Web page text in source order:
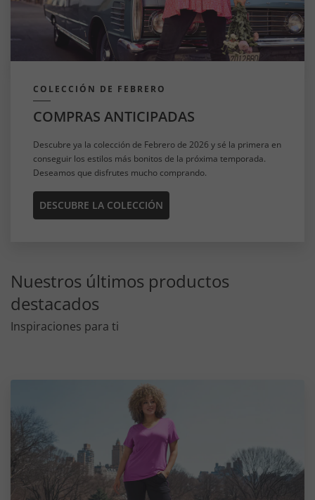
COLECCIÓN DE FEBRERO
COMPRAS ANTICIPADAS
Descubre ya la colección de Febrero de 2026 y sé la primera en
conseguir los estilos más bonitos de la próxima temporada.
Deseamos que disfrutes mucho comprando.
DESCUBRE LA COLECCIÓN
Nuestros últimos productos
destacados
Inspiraciones para ti